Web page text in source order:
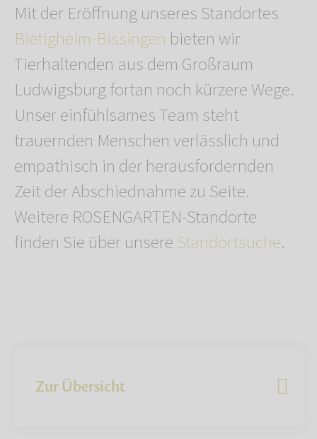
Mit der Eröffnung unseres Standortes
Bietigheim-Bissingen bieten wir
Tierhaltenden aus dem Großraum
Ludwigsburg fortan noch kürzere Wege.
Unser einfühlsames Team steht
trauernden Menschen verlässlich und
empathisch in der herausfordernden
Zeit der Abschiednahme zu Seite.
Weitere ROSENGARTEN-Standorte
finden Sie über unsereStandortsuche.
Zur Übersicht